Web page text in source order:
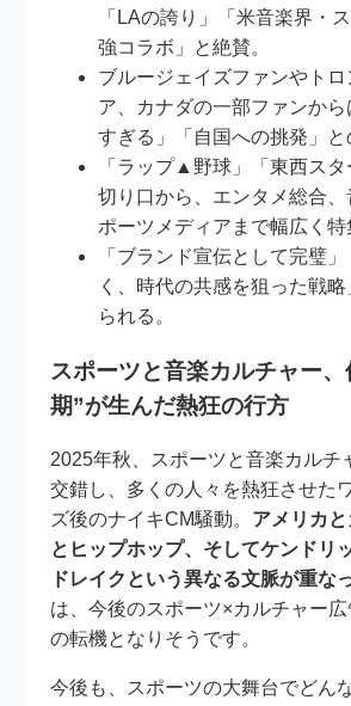
「LAの誇り」「米音楽界・
強コラボ」と絶賛。
ブルージェイズファンやトロ
ア、カナダの一部ファンか
すぎる」「自国への挑発」と
「ラップ▲野球」「東西スタ
切り口から、エンタメ総合
ポーツメディアまで幅広く特
「ブランド宣伝として完璧
く、時代の共感を狙った戦
られる。
スポーツと音楽カルチャー、
期”が生んだ熱狂の行方
2025年秋、スポーツと音楽カルチ
交錯し、多くの人々を熱狂させた
ズ後のナイキCM騒動。 アメリカ
とヒップホップ、そしてケンドリ
ドレイクという異なる文脈が重な
は、今後のスポーツ×カルチャー
の転機となりそうです。
今後も、スポーツの大舞台でどん